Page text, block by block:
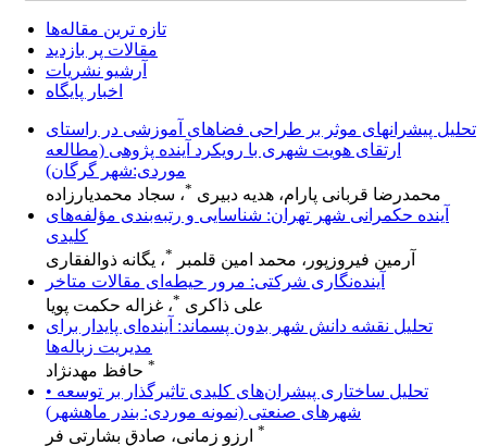
تازه ‌ترین مقاله‌ها
مقالات پر بازدید
آرشیو نشریات
اخبار پایگاه
تحلیل پیشرانهای موثر بر طراحی فضاهای آموزشی در راستای
ارتقای هویت شهری با رویکرد آینده پژوهی (مطالعه
موردی:شهر گرگان)
محمدرضا قربانی پارام، هدیه دبیری *، سجاد محمدیارزاده
آینده حکمرانی شهر تهران: شناسایی و رتبه‌بندی مؤلفه‌های
کلیدی
آرمین فیروزپور، محمد امین قلمبر
*، یگانه ذوالفقاری
آینده‌نگاری شرکتی: مرور حیطه‌ای مقالات متاخر
علی ذاکری *، غزاله حکمت پویا
تحلیل نقشه دانش شهر بدون پسماند: آینده‌ای پایدار برای
مدیریت زباله‌ها
*
• تحلیل ساختاری پیشران‌های کلیدی تاثیرگذار بر توسعه
شهرهای صنعتی (نمونه موردی: بندر ماهشهر)
*